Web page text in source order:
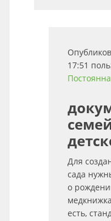
17:51
Для
сада
о
есть,